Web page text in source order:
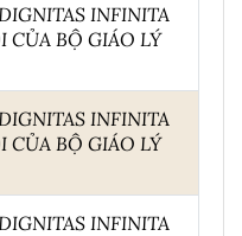
INFINITA
CỦA BỘ GIÁO LÝ
INFINITA
CỦA BỘ GIÁO LÝ
INFINITA